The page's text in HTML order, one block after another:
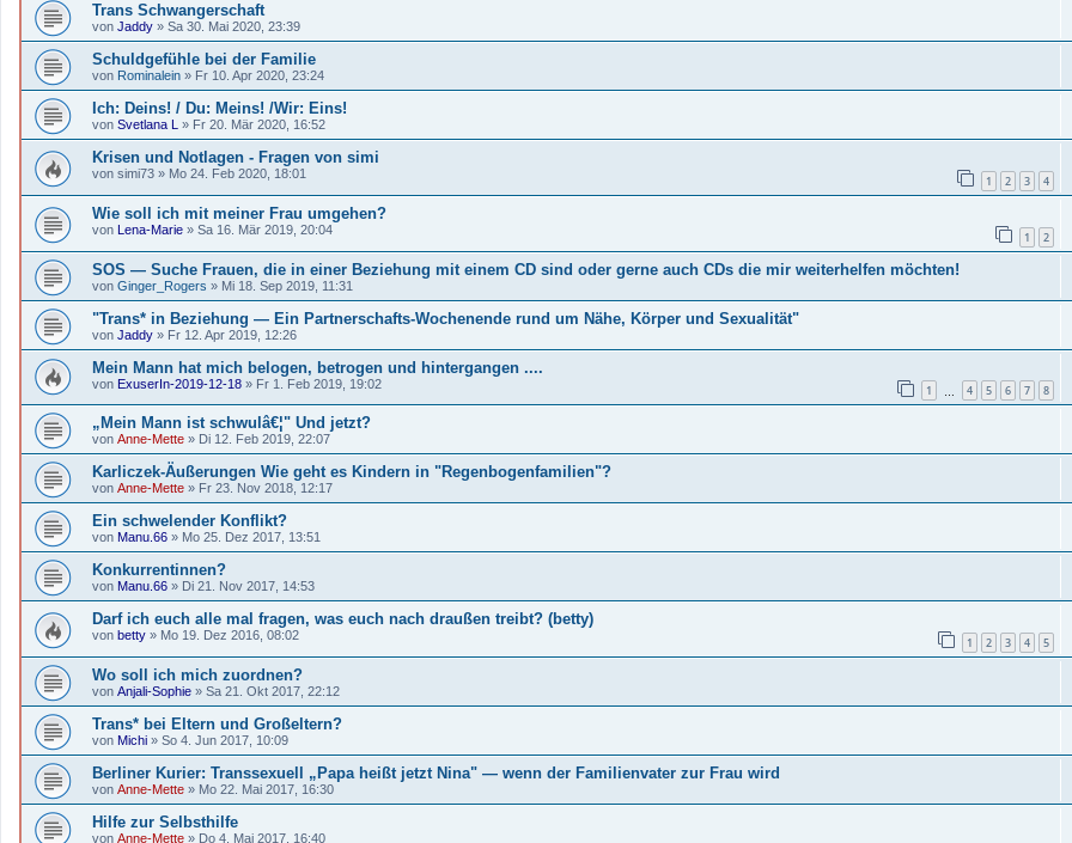
Trans Schwangerschaft
von Jaddy » Sa 30. Mai 2020, 23:39
Schuldgefühle bei der Familie
von Rominalein » Fr 10. Apr 2020, 23:24
Ich: Deins! / Du: Meins! /Wir: Eins!
von Svetlana L » Fr 20. Mär 2020, 16:52
Krisen und Notlagen - Fragen von simi
von simi73 » Mo 24. Feb 2020, 18:01 1 2 3 4
Wie soll ich mit meiner Frau umgehen?
von Lena-Marie » Sa 16. Mär 2019, 20:04 1 2
SOS — Suche Frauen, die in einer Beziehung mit einem CD sind oder gerne auch CDs die mir weiterhelfen möchten!
von Ginger_Rogers » Mi 18. Sep 2019, 11:31
"Trans* in Beziehung — Ein Partnerschafts-Wochenende rund um Nähe, Körper und Sexualität"
von Jaddy » Fr 12. Apr 2019, 12:26
Mein Mann hat mich belogen, betrogen und hintergangen ....
von ExuserIn-2019-12-18 » Fr 1. Feb 2019, 19:02 1 4 5 6 7 8
„Mein Mann ist schwulâ€¦" Und jetzt?
von Anne-Mette » Di 12. Feb 2019, 22:07
Karliczek-Äußerungen Wie geht es Kindern in "Regenbogenfamilien"?
von Anne-Mette » Fr 23. Nov 2018, 12:17
Ein schwelender Konflikt?
von Manu.66 » Mo 25. Dez 2017, 13:51
Konkurrentinnen?
von Manu.66 » Di 21. Nov 2017, 14:53
Darf ich euch alle mal fragen, was euch nach draußen treibt? (betty)
von betty » Mo 19. Dez 2016, 08:02 1 2 3 4 5
Wo soll ich mich zuordnen?
von Anjali-Sophie » Sa 21. Okt 2017, 22:12
Trans* bei Eltern und Großeltern?
von Michi » So 4. Jun 2017, 10:09
Berliner Kurier: Transsexuell „Papa heißt jetzt Nina" — wenn der Familienvater zur Frau wird
von Anne-Mette » Mo 22. Mai 2017, 16:30
Hilfe zur Selbsthilfe
von Anne-Mette » Do 4. Mai 2017, 16:40